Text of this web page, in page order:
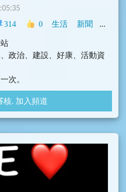
314 0 生活 新聞 網誌
政治、建設、好康、活動資
次。
交朋友。
加入頻道